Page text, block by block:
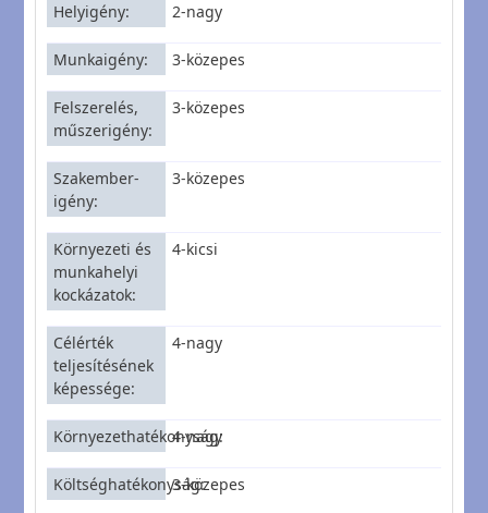
Helyigény 2-nagy
Munkaigény 3-közepes
Felszerelés,
műszerigény
3-közepes
Szakember-
igény
3-közepes
Környezeti és
munkahelyi
kockázatok
4-kicsi
Célérték
teljesítésének
képessége
4-nagy
Környezethatékonyság
4-nagy
Költséghatékonyság3-közepes